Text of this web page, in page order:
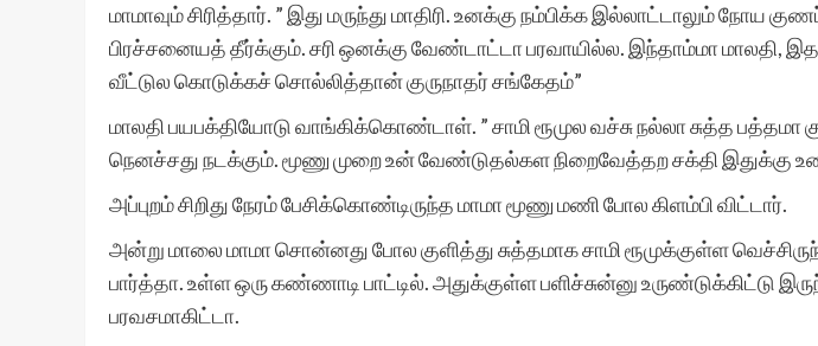
மாமாவும் சிரித்தார். ” இது மருந்து மாதிரி. உனக்கு நம்பிக்க இல்லாட்டாலும் நோய
பிரச்சனையத் தீர்க்கும். சரி ஒனக்கு வேண்டாட்டா பரவாயில்ல. இந்தாம்மா மாலதி,
வீட்டுல கொடுக்கச் சொல்லித்தான் குருநாதர் சங்கேதம்”
மாலதி பயபக்தியோடு வாங்கிக்கொண்டாள். ” சாமி ரூமுல வச்சு நல்லா சுத்த பத்தமா
நெனச்சது நடக்கும். மூணு முறை உன் வேண்டுதல்கள நிறைவேத்தற சக்தி இதுக்கு
அப்புறம் சிறிது நேரம் பேசிக்கொண்டிருந்த மாமா மூணு மணி போல கிளம்பி விட்டார்.
அன்று மாலை மாமா சொன்னது போல குளித்து சுத்தமாக சாமி ரூமுக்குள்ள
பார்த்தா. உள்ள ஒரு கண்ணாடி பாட்டில். அதுக்குள்ள பளிச்சுன்னு உருண்டுக்கிட்டு
பரவசமாகிட்டா.